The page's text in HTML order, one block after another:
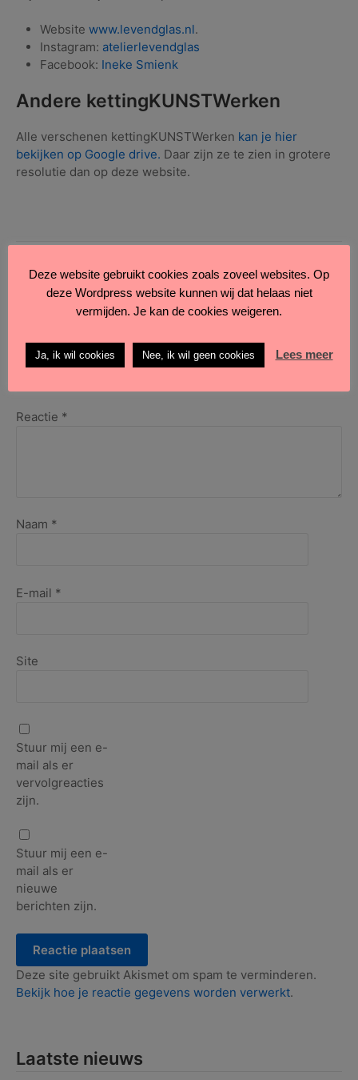
Website www.levendglas.nl.
Instagram: atelierlevendglas
Facebook: Ineke Smienk
Andere kettingKUNSTWerken
Alle verschenen kettingKUNSTWerken kan je hier
bekijken op Google drive. Daar zijn ze te zien in grotere
resolutie dan op deze website.
Ineke
Smienk
–
februari
2026
Je e-mailadres wordt niet gepubliceerd. Vereiste velden
Reactie *
Naam *
E-mail *
Site
Stuur mij een e-
mail als er
vervolgreacties
zijn.
Stuur mij een e-
mail als er
nieuwe
berichten zijn.
Deze site gebruikt Akismet om spam te verminderen.
Bekijk hoe je reactie gegevens worden verwerkt.
Laatste nieuws
Deze website gebruikt cookies zoals zoveel websites. Op
deze Wordpress website kunnen wij dat helaas niet
vermijden. Je kan de cookies weigeren.
Ja, ik wil cookies Nee, ik wil geen cookies Lees meer